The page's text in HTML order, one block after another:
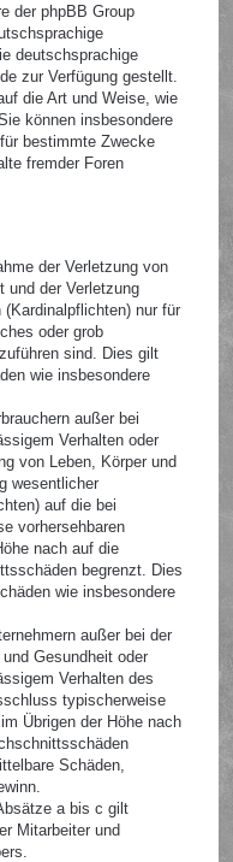
der phpBB Group
deutschsprachige
zur Verfügung gestellt.
die Art und Weise, wie
können insbesondere
bestimmte Zwecke
fremder Foren
der Verletzung von
und der Verletzung
nur für
oder grob
sind. Dies gilt
wie insbesondere
außer bei
Verhalten oder
von Leben, Körper und
wesentlicher
auf die bei
vorhersehbaren
nach auf die
begrenzt. Dies
wie insbesondere
außer bei der
Gesundheit oder
Verhalten des
typischerweise
Übrigen der Höhe nach
Schäden,
a bis c gilt
Mitarbeiter und